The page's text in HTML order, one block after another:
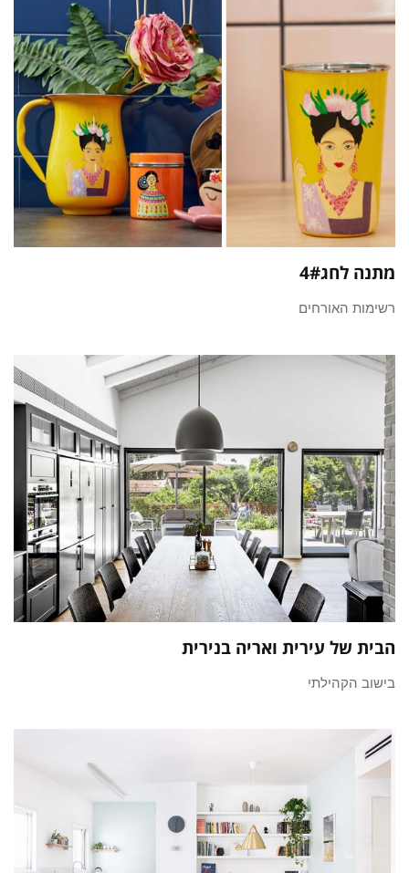
מתנה לחג4#
רשימות האורחים
הבית של עירית ואריה בנירית
בישוב הקהילתי